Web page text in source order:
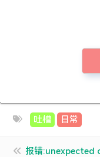
吐槽 日常
报错:unexpected